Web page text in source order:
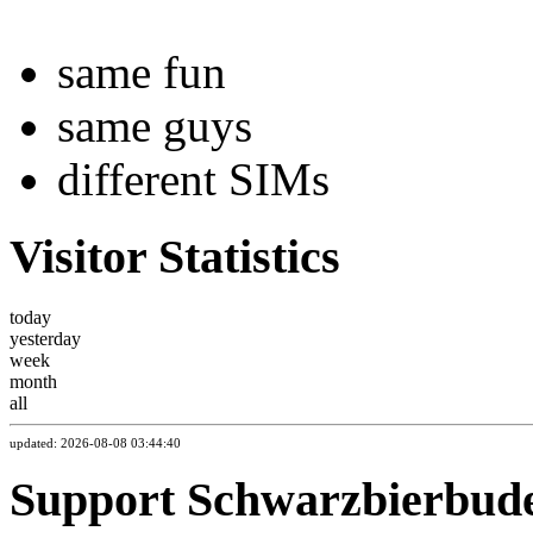
same fun
same guys
different SIMs
Visitor Statistics
today
yesterday
week
month
all
updated: 2026-08-08 03:44:40
Support